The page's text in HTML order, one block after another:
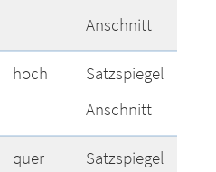
Anschnitt
hoch
Satzspiegel
Anschnitt
quer
Satzspiegel